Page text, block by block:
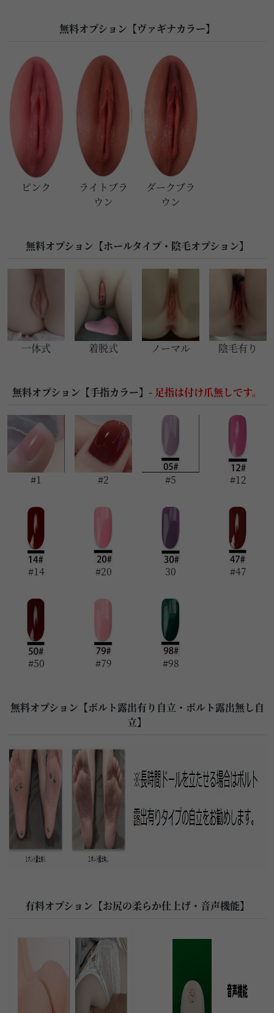
無料オプション【ヴァギナカラー】
ピンク
ライトブラ
ウン
ダークブラ
ウン
無料オプション【ホールタイプ・陰毛オプション】
一体式 着脱式 ノーマル 陰毛有り
無料オプション【手指カラー】- 足指は付け爪無しです。
#1 #2 #5 #12
#14 #20 30 #47
#50 #79 #98
無料オプション【ボルト露出有り自立・ボルト露出無し自
立】
有料オプション【お尻の柔らか仕上げ・音声機能】